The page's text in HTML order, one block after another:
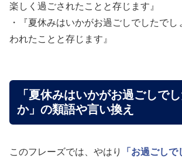
楽しく過ごされたことと存じます』
・『夏休みはいかがお過ごしでしたでし
われたことと存じます』
「夏休みはいかがお過ごしで
か」の類語や言い換え
このフレーズでは、やはり
「お過ごしで